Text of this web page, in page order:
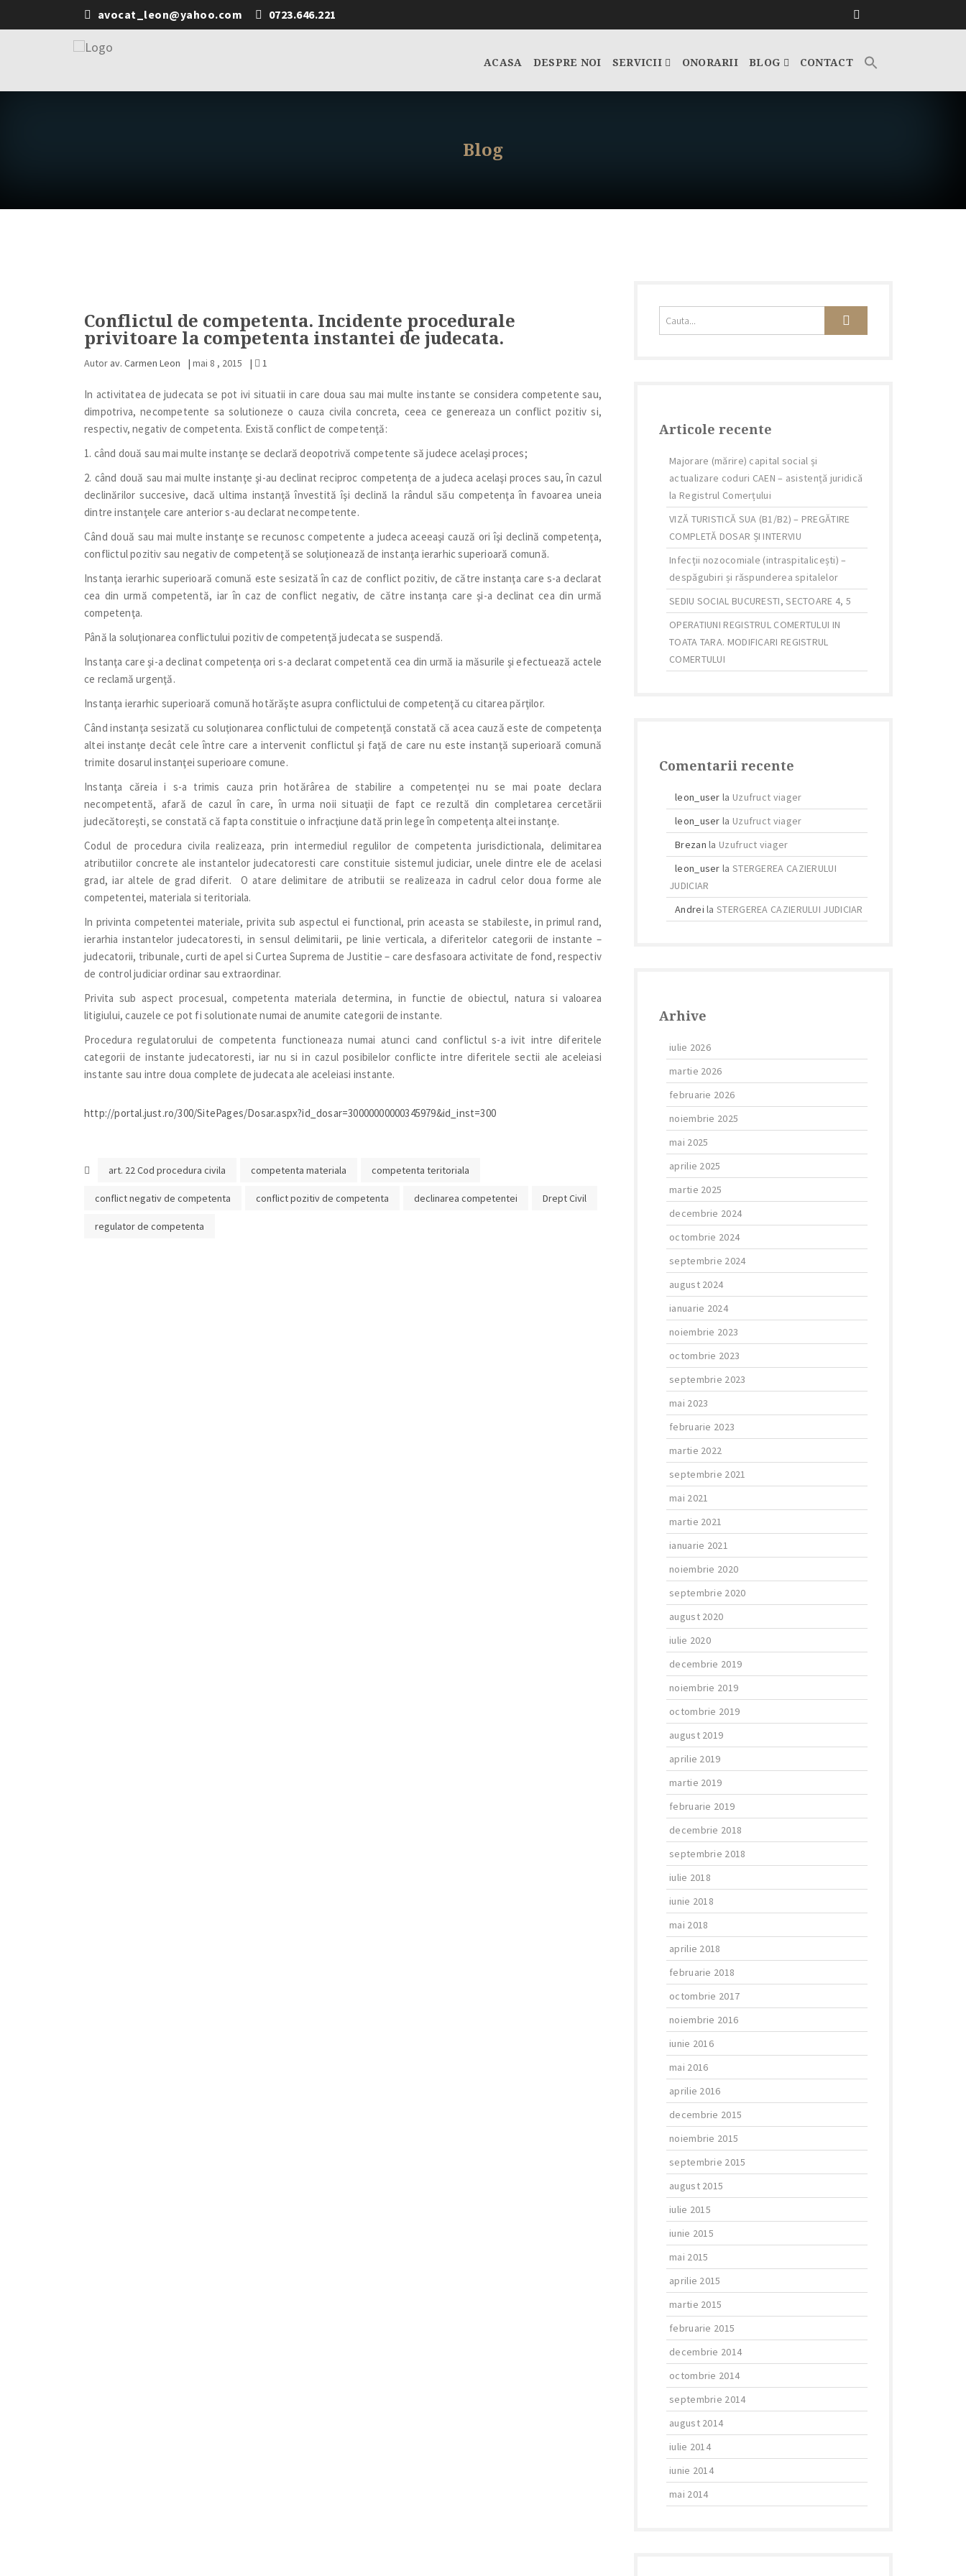
avocat_leon@yahoo.com 0723.646.221
ACASA DESPRE NOI SERVICII ONORARII BLOG CONTACT
Blog
Conflictul de competenta. Incidente procedurale
privitoare la competenta instantei de judecata.
Autor av. Carmen Leon | mai 8 , 2015 | 1
In activitatea de judecata se pot ivi situatii in care doua sau mai multe instante se considera competente sau,
dimpotriva, necompetente sa solutioneze o cauza civila concreta, ceea ce genereaza un conflict pozitiv si,
respectiv, negativ de competenta. Există conflict de competenţă:
1. când două sau mai multe instanţe se declară deopotrivă competente să judece acelaşi proces;
2. când două sau mai multe instanţe şi-au declinat reciproc competenţa de a judeca acelaşi proces sau, în cazul
declinărilor succesive, dacă ultima instanţă învestită îşi declină la rândul său competenţa în favoarea uneia
dintre instanţele care anterior s-au declarat necompetente.
Când două sau mai multe instanţe se recunosc competente a judeca aceeaşi cauză ori îşi declină competenţa,
conflictul pozitiv sau negativ de competenţă se soluţionează de instanţa ierarhic superioară comună.
Instanţa ierarhic superioară comună este sesizată în caz de conflict pozitiv, de către instanţa care s-a declarat
cea din urmă competentă, iar în caz de conflict negativ, de către instanţa care şi-a declinat cea din urmă
competenţa.
Până la soluţionarea conflictului pozitiv de competenţă judecata se suspendă.
Instanţa care şi-a declinat competenţa ori s-a declarat competentă cea din urmă ia măsurile şi efectuează actele
ce reclamă urgenţă.
Instanţa ierarhic superioară comună hotărăşte asupra conflictului de competenţă cu citarea părţilor.
Când instanţa sesizată cu soluţionarea conflictului de competenţă constată că acea cauză este de competenţa
altei instanţe decât cele între care a intervenit conflictul şi faţă de care nu este instanţă superioară comună
trimite dosarul instanţei superioare comune.
Instanţa căreia i s-a trimis cauza prin hotărârea de stabilire a competenţei nu se mai poate declara
necompetentă, afară de cazul în care, în urma noii situaţii de fapt ce rezultă din completarea cercetării
judecătoreşti, se constată că fapta constituie o infracţiune dată prin lege în competenţa altei instanţe.
Codul de procedura civila realizeaza, prin intermediul regulilor de competenta jurisdictionala, delimitarea
atributiilor concrete ale instantelor judecatoresti care constituie sistemul judiciar, unele dintre ele de acelasi
grad, iar altele de grad diferit. O atare delimitare de atributii se realizeaza in cadrul celor doua forme ale
competentei, materiala si teritoriala.
In privinta competentei materiale, privita sub aspectul ei functional, prin aceasta se stabileste, in primul rand,
ierarhia instantelor judecatoresti, in sensul delimitarii, pe linie verticala, a diferitelor categorii de instante –
judecatorii, tribunale, curti de apel si Curtea Suprema de Justitie – care desfasoara activitate de fond, respectiv
de control judiciar ordinar sau extraordinar.
Privita sub aspect procesual, competenta materiala determina, in functie de obiectul, natura si valoarea
litigiului, cauzele ce pot fi solutionate numai de anumite categorii de instante.
Procedura regulatorului de competenta functioneaza numai atunci cand conflictul s-a ivit intre diferitele
categorii de instante judecatoresti, iar nu si in cazul posibilelor conflicte intre diferitele sectii ale aceleiasi
instante sau intre doua complete de judecata ale aceleiasi instante.
http://portal.just.ro/300/SitePages/Dosar.aspx?id_dosar=30000000000345979&id_inst=300
art. 22 Cod procedura civila competenta materiala competenta teritoriala
conflict negativ de competenta conflict pozitiv de competenta declinarea competentei Drept Civil
regulator de competenta
Articole recente
Majorare (mărire) capital social și
actualizare coduri CAEN – asistență juridică
la Registrul Comerțului
VIZĂ TURISTICĂ SUA (B1/B2) – PREGĂTIRE
COMPLETĂ DOSAR ȘI INTERVIU
Infecții nozocomiale (intraspitalicești) –
despăgubiri și răspunderea spitalelor
SEDIU SOCIAL BUCURESTI, SECTOARE 4, 5
OPERATIUNI REGISTRUL COMERTULUI IN
TOATA TARA. MODIFICARI REGISTRUL
COMERTULUI
Comentarii recente
leon_user la Uzufruct viager
leon_user la Uzufruct viager
Brezan la Uzufruct viager
leon_user la STERGEREA CAZIERULUI
JUDICIAR
Andrei laSTERGEREA CAZIERULUI JUDICIAR
Arhive
iulie 2026
martie 2026
februarie 2026
noiembrie 2025
mai 2025
aprilie 2025
martie 2025
decembrie 2024
octombrie 2024
septembrie 2024
august 2024
ianuarie 2024
noiembrie 2023
octombrie 2023
septembrie 2023
mai 2023
februarie 2023
martie 2022
septembrie 2021
mai 2021
martie 2021
ianuarie 2021
noiembrie 2020
septembrie 2020
august 2020
iulie 2020
decembrie 2019
noiembrie 2019
octombrie 2019
august 2019
aprilie 2019
martie 2019
februarie 2019
decembrie 2018
septembrie 2018
iulie 2018
iunie 2018
mai 2018
aprilie 2018
februarie 2018
octombrie 2017
noiembrie 2016
iunie 2016
mai 2016
aprilie 2016
decembrie 2015
noiembrie 2015
septembrie 2015
august 2015
iulie 2015
iunie 2015
mai 2015
aprilie 2015
martie 2015
februarie 2015
decembrie 2014
octombrie 2014
septembrie 2014
august 2014
iulie 2014
iunie 2014
mai 2014